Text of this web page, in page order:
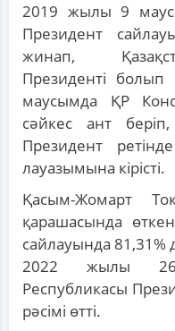
2019 жылы 9
Президент
жинап,
Президенті
маусымда ҚР
сәйкес ант
Президент
лауазымына кірісті.
Қасым-Жомарт
қарашасында
сайлауында 81,31%
2022 жылы 26
Республикасы
рәсімі өтті.